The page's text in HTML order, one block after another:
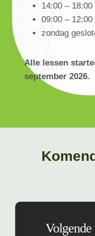
14:00 –
09:00 –
zondag
Alle lessen
september 2026.
Volgende